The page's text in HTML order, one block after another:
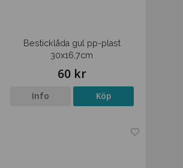
Besticklåda gul pp-plast
30x16,7cm
60 kr
Info Köp